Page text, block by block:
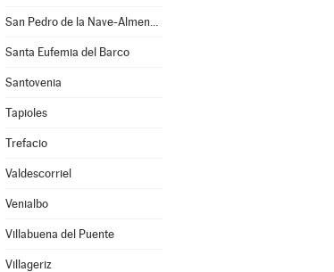
San Pedro de la Nave-Almendra
Santa Eufemia del Barco
Santovenia
Tapioles
Trefacio
Valdescorriel
Venialbo
Villabuena del Puente
Villageriz